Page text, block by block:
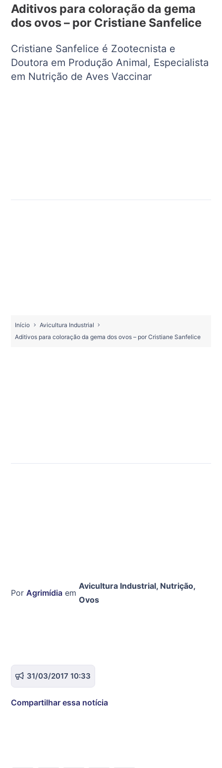
Aditivos para coloração da gema
dos ovos – por Cristiane Sanfelice
Cristiane Sanfelice é Zootecnista e
Doutora em Produção Animal, Especialista
em Nutrição de Aves Vaccinar
Início
Avicultura Industrial
Aditivos para coloração da gema dos ovos – por Cristiane Sanfelice
Por Agrimídia em
Avicultura Industrial, Nutrição,
Ovos
31/03/2017 10:33
Compartilhar essa notícia